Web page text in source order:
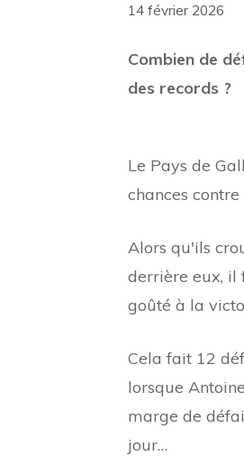
14 février 2026
Combien de
des records ?
Le Pays de
chances
Alors qu'ils
derrière eux, il
goûté à la
Cela fait 12
lorsque
marge de
jour…